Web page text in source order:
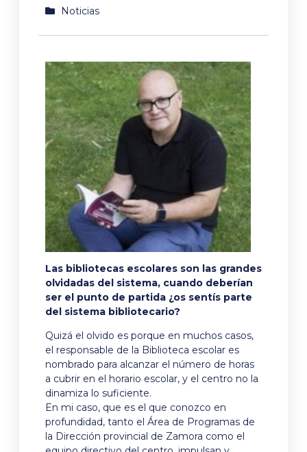
Noticias
Las bibliotecas escolares son las grandes
olvidadas del sistema, cuando deberían
ser el punto de partida ¿os sentís parte
del sistema bibliotecario?
Quizá el olvido es porque en muchos casos,
el responsable de la Biblioteca escolar es
nombrado para alcanzar el número de horas
a cubrir en el horario escolar, y el centro no la
dinamiza lo suficiente.
En mi caso, que es el que conozco en
profundidad, tanto el Área de Programas de
la Dirección provincial de Zamora como el